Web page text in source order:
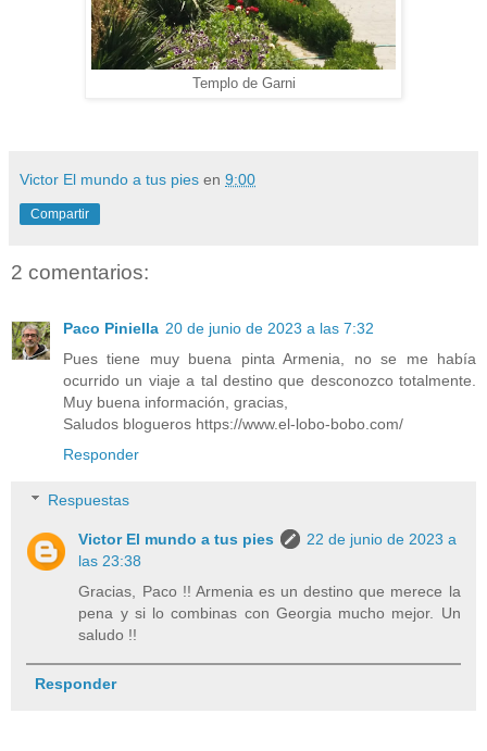
Templo de Garni
Victor El mundo a tus pies en 9:00
Compartir
2 comentarios:
Paco Piniella 20 de junio de 2023 a las 7:32
Pues tiene muy buena pinta Armenia, no se me había
ocurrido un viaje a tal destino que desconozco totalmente.
Muy buena información, gracias,
Saludos blogueros https://www.el-lobo-bobo.com/
Responder
Respuestas
Victor El mundo a tus pies
22 de junio de 2023 a
las 23:38
Gracias, Paco !! Armenia es un destino que merece la
pena y si lo combinas con Georgia mucho mejor. Un
saludo !!
Responder